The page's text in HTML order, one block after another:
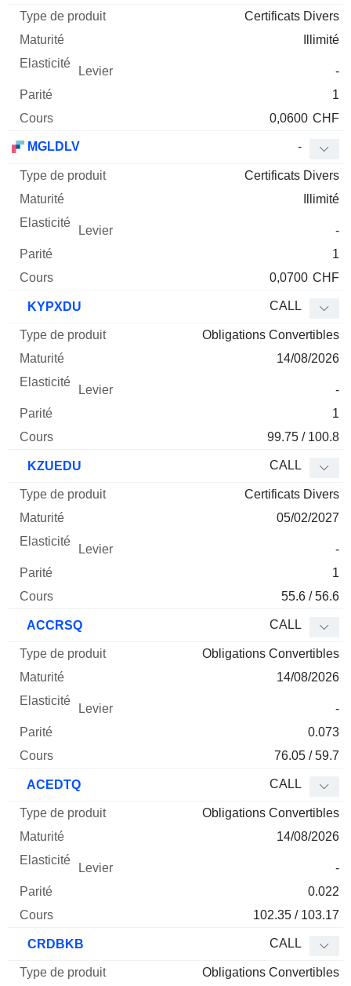
Certificats Divers
Illimité
-
1
0,0600 CHF
MGLDLV -
Certificats Divers
Illimité
-
1
0,0700 CHF
KYPXDU CALL
Obligations Convertibles
14/08/2026
-
1
99.75 / 100.8
KZUEDU CALL
Certificats Divers
05/02/2027
-
1
55.6 / 56.6
ACCRSQ CALL
Obligations Convertibles
14/08/2026
-
0.073
76.05 / 59.7
ACEDTQ CALL
Obligations Convertibles
14/08/2026
-
0.022
102.35 / 103.17
CRDBKB CALL
Obligations Convertibles